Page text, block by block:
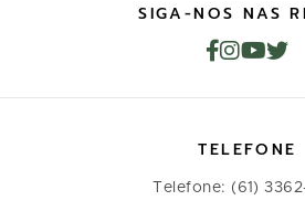
SIGA-NOS NAS
TELEFONE
Telefone: (61)